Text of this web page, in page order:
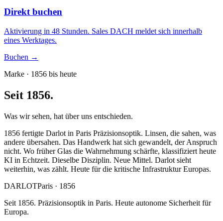
Direkt buchen
Aktivierung in 48 Stunden. Sales DACH meldet sich innerhalb
eines Werktages.
Buchen →
Marke · 1856 bis heute
Seit 1856.
Was wir sehen, hat über uns entschieden.
1856 fertigte Darlot in Paris Präzisionsoptik. Linsen, die sahen, was
andere übersahen. Das Handwerk hat sich gewandelt, der Anspruch
nicht. Wo früher Glas die Wahrnehmung schärfte, klassifiziert heute
KI in Echtzeit. Dieselbe Disziplin. Neue Mittel. Darlot sieht
weiterhin, was zählt. Heute für die kritische Infrastruktur Europas.
DARLOTParis · 1856
Seit 1856. Präzisionsoptik in Paris. Heute autonome Sicherheit für
Europa.